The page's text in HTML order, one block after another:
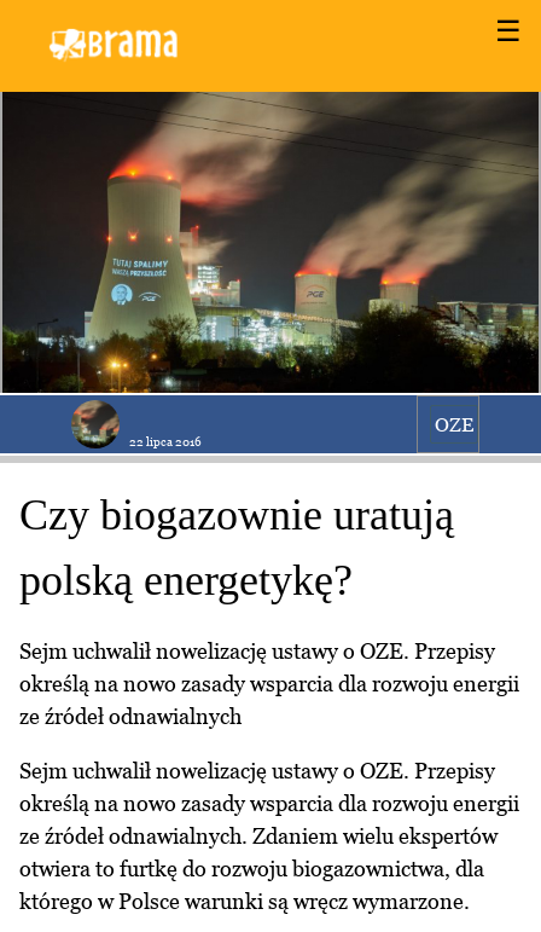
☰
22 lipca 2016
OZE
Czy biogazownie uratują
polską energetykę?
Sejm uchwalił nowelizację ustawy o OZE. Przepisy
określą na nowo zasady wsparcia dla rozwoju energii
ze źródeł odnawialnych
Sejm uchwalił nowelizację ustawy o OZE. Przepisy
określą na nowo zasady wsparcia dla rozwoju energii
ze źródeł odnawialnych. Zdaniem wielu ekspertów
otwiera to furtkę do rozwoju biogazownictwa, dla
którego w Polsce warunki są wręcz wymarzone.